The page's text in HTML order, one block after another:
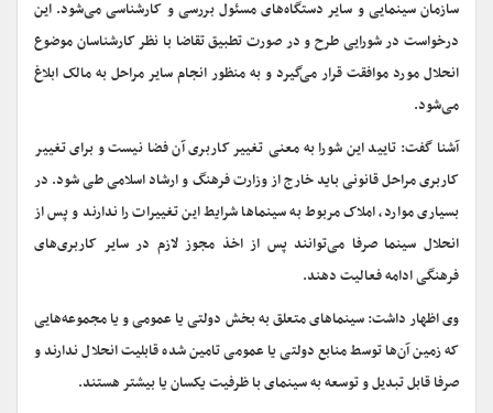
سازمان سینمایی و سایر دستگاه‌های مسئول بررسی و کارشناسی می‌شود. این
درخواست در شورایی طرح و در صورت تطبیق تقاضا با نظر کارشناسان موضوع
انحلال مورد موافقت قرار می‌گیرد و به منظور انجام سایر مراحل به مالک ابلاغ
می‌شود.
آشنا گفت: تایید این شورا به معنی تغییر کاربری آن فضا نیست و برای تغییر
کاربری مراحل قانونی باید خارج از وزارت فرهنگ و ارشاد اسلامی طی شود. در
بسیاری موارد، املاک مربوط به سینماها شرایط این تغییرات را ندارند و پس از
انحلال سینما صرفا می‌توانند پس از اخذ مجوز لازم در سایر کاربری‌های
فرهنگی ادامه فعالیت دهند.
وی اظهار داشت: سینماهای متعلق به بخش دولتی یا عمومی و یا مجموعه‌هایی
که زمین آن‌ها توسط منابع دولتی یا عمومی تامین شده قابلیت انحلال ندارند و
صرفا قابل تبدیل و توسعه به سینمای با ظرفیت یکسان یا بیشتر هستند.